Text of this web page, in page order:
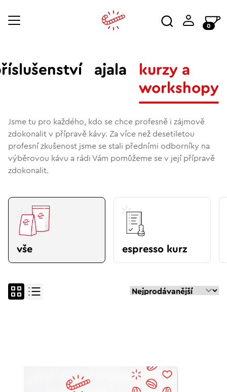
0
ajala
kurzy a
workshopy
Jsme tu pro každého, kdo se chce profesně i zájmově
zdokonalit v přípravě kávy. Za více než desetiletou
profesní zkušenost jsme se stali předními odborníky na
výběrovou kávu a rádi Vám pomůžeme se v její přípravě
zdokonalit.
vše espresso kurz